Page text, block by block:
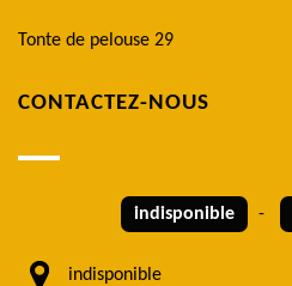
Tonte de pelouse 29
CONTACTEZ-NOUS
indisponible -
indisponible